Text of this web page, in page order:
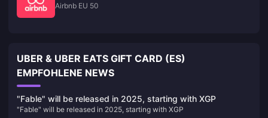
Airbnb EU 50
UBER & UBER EATS GIFT CARD (ES)
EMPFOHLENE NEWS
"Fable" will be released in 2025, starting with XGP
"Fable" will be released in 2025, starting with XGP